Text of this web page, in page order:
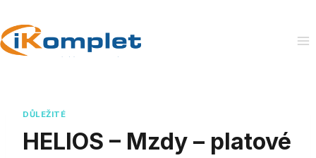
to
content
DŮLEŽITÉ
HELIOS – Mzdy – platové